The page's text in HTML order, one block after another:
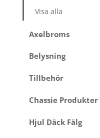
Visa alla
Axelbroms
Belysning
Tillbehör
Chassie Produkter
Hjul Däck Fälg